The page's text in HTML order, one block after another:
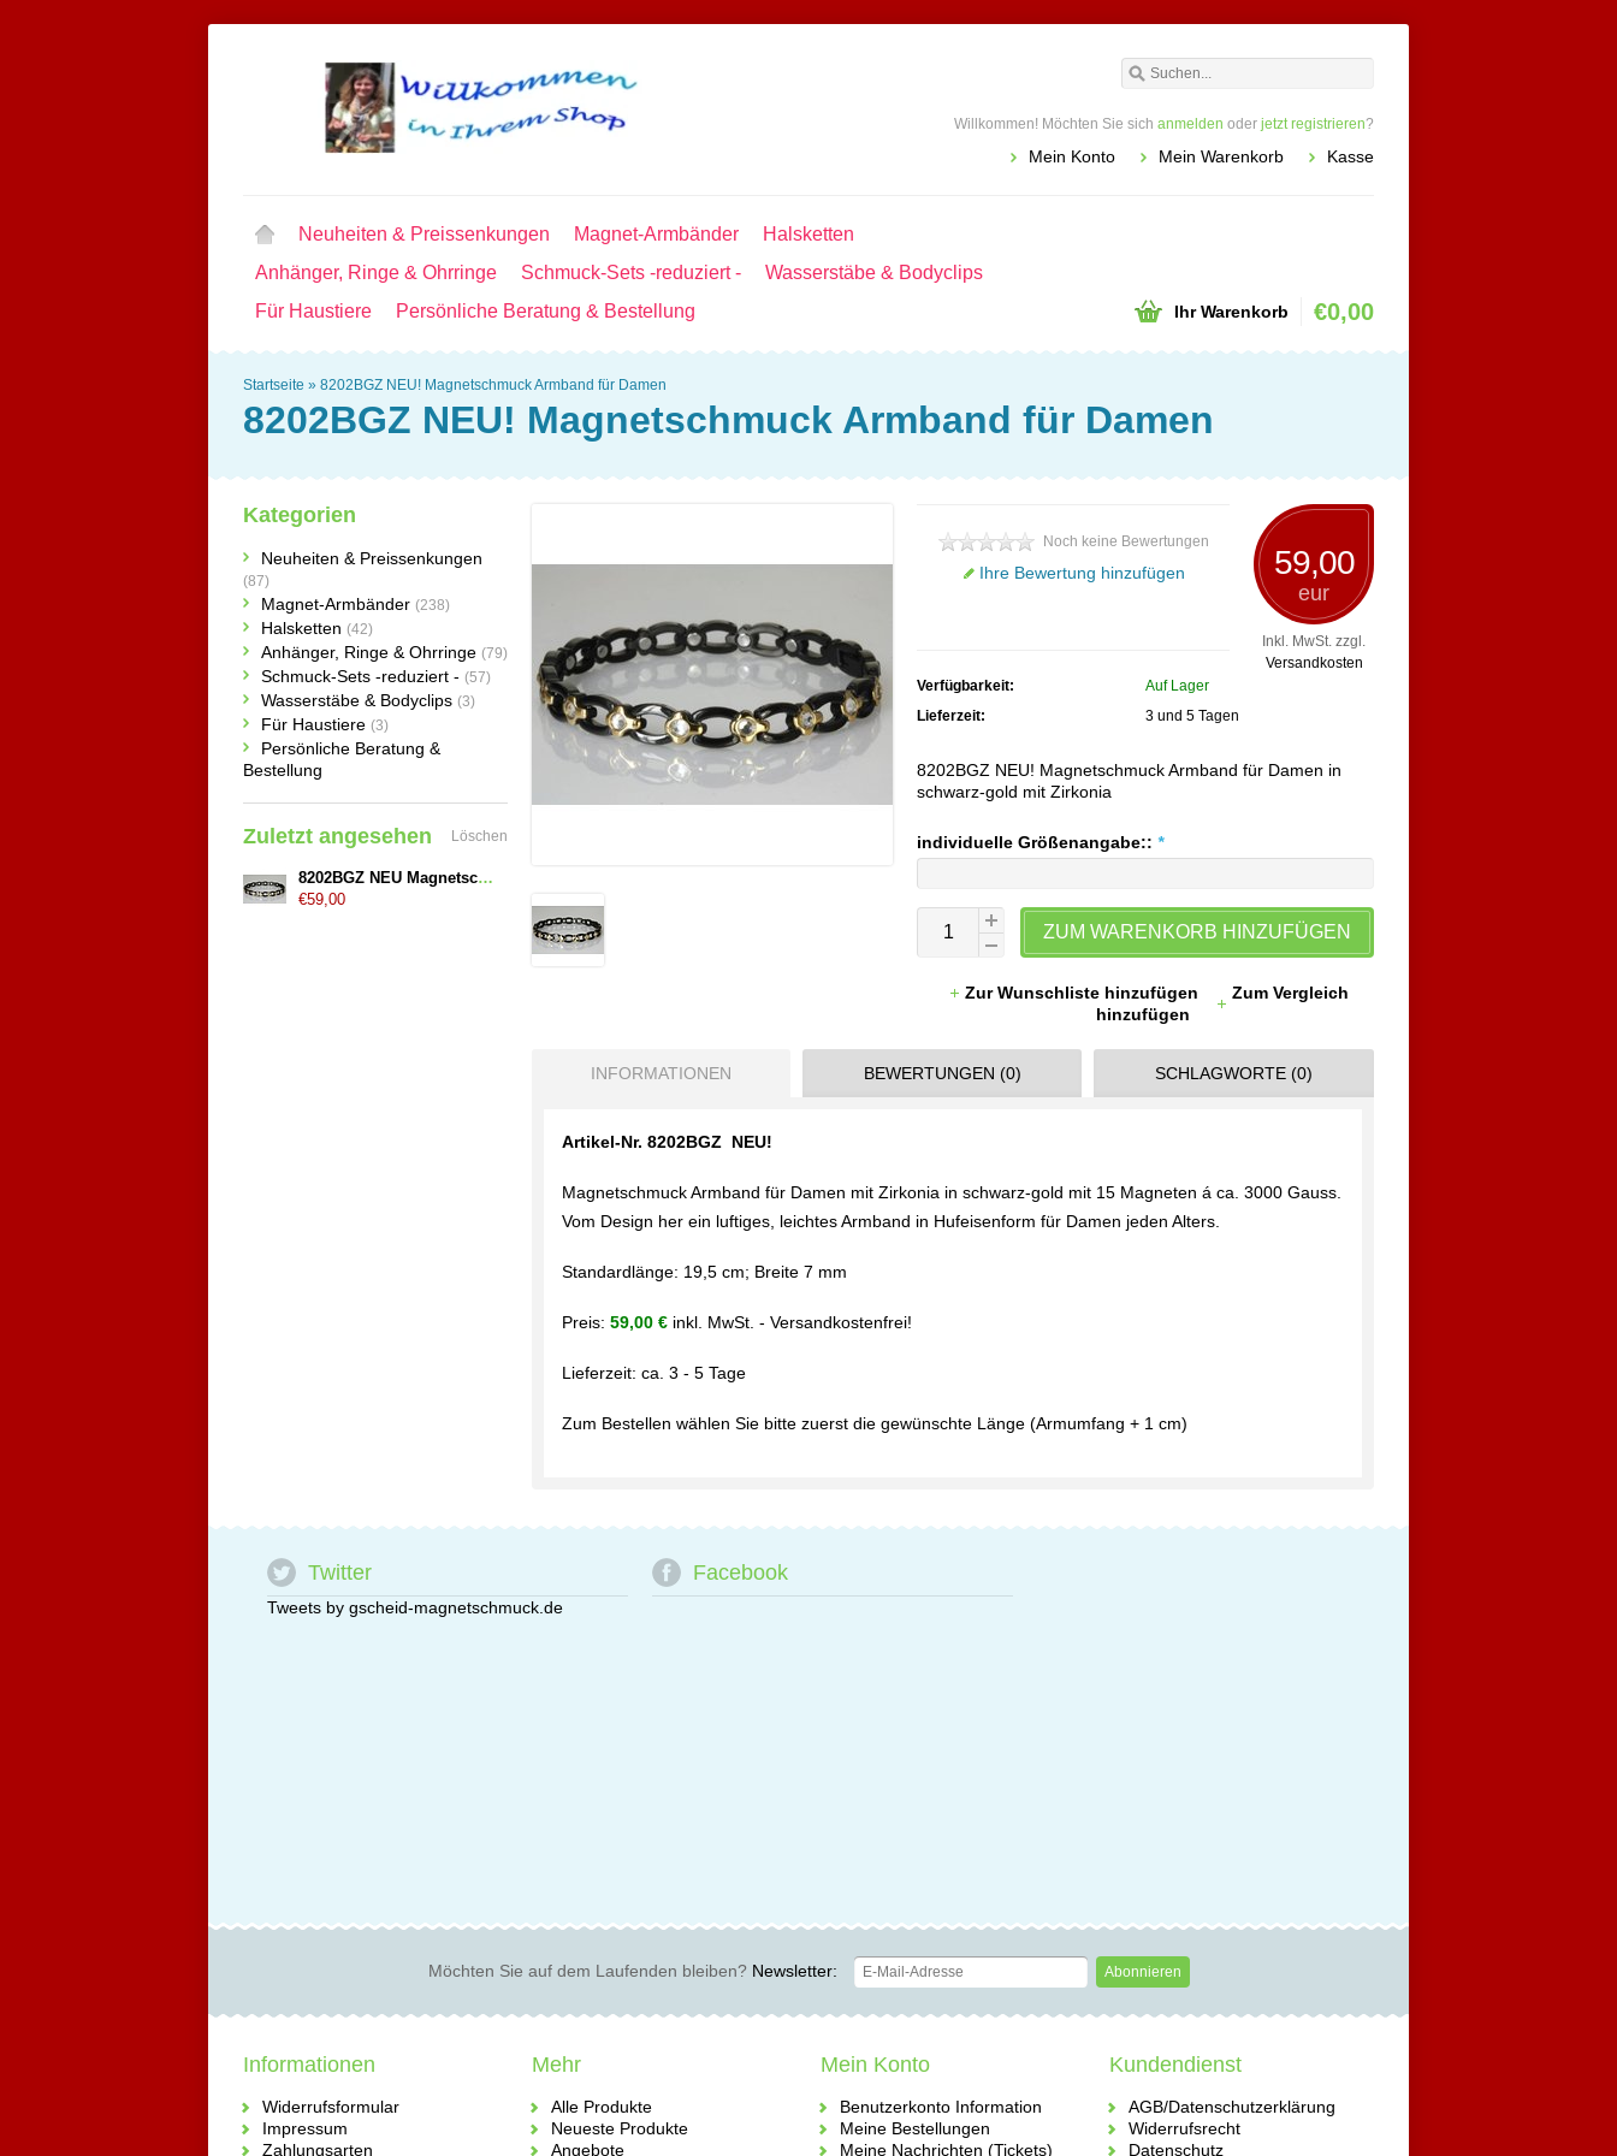
Willkommen! Möchten Sie sich anmelden oder jetzt registrieren?
Mein Konto Mein Warenkorb Kasse
Neuheiten & Preissenkungen Magnet-Armbänder
Halsketten
Anhänger, Ringe & Ohrringe
Schmuck-Sets -reduziert -
Wasserstäbe & Bodyclips
Für Haustiere
Persönliche Beratung & Bestellung Ihr Warenkorb €0,00
Startseite » 8202BGZ NEU! Magnetschmuck Armband für Damen
8202BGZ NEU! Magnetschmuck Armband für Damen
59,00
eur
Inkl. MwSt. zzgl.
Versandkosten
Noch keine Bewertungen
Ihre Bewertung hinzufügen
Verfügbarkeit:
Auf Lager
Lieferzeit:
3 und 5 Tagen
8202BGZ NEU! Magnetschmuck Armband für Damen in
schwarz-gold mit Zirkonia
individuelle Größenangabe:: *
ZUM WARENKORB HINZUFÜGEN
Zur Wunschliste hinzufügen
Zum Vergleich
hinzufügen
INFORMATIONEN BEWERTUNGEN (0) SCHLAGWORTE (0)
Artikel-Nr. 8202BGZ NEU!
Magnetschmuck Armband für Damen mit Zirkonia in schwarz-gold mit 15 Magneten á ca. 3000 Gauss.
Vom Design her ein luftiges, leichtes Armband in Hufeisenform für Damen jeden Alters.
Standardlänge: 19,5 cm; Breite 7 mm
Preis: 59,00 € inkl. MwSt. - Versandkostenfrei!
Lieferzeit: ca. 3 - 5 Tage
Zum Bestellen wählen Sie bitte zuerst die gewünschte Länge (Armumfang + 1 cm)
Kategorien
Neuheiten & Preissenkungen
(87)
Magnet-Armbänder (238)
Halsketten (42)
Anhänger, Ringe & Ohrringe (79)
Schmuck-Sets -reduziert - (57)
Wasserstäbe & Bodyclips (3)
Für Haustiere (3)
Persönliche Beratung &
Bestellung
Zuletzt angesehen Löschen
8202BGZ NEU Magnetschmuck Armband für Damen
€59,00
Twitter
Tweets by gscheid-magnetschmuck.de
Facebook
Möchten Sie auf dem Laufenden bleiben?Newsletter: Abonnieren
Informationen
Widerrufsformular
Impressum
Zahlungsarten
Mehr
Alle Produkte
Neueste Produkte
Angebote
Mein Konto
Benutzerkonto Information
Meine Bestellungen
Meine Nachrichten (Tickets)
Kundendienst
AGB/Datenschutzerklärung
Widerrufsrecht
Datenschutz